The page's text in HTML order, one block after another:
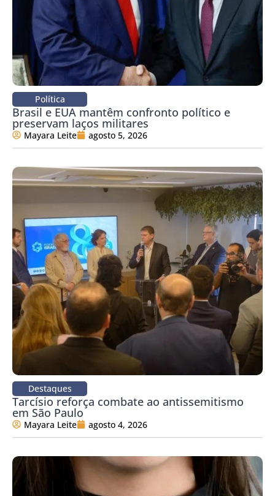
Política
Brasil e EUA mantêm confronto político e
preservam laços militares
Mayara Leite agosto 5, 2026
Destaques
Tarcísio reforça combate ao antissemitismo
em São Paulo
Mayara Leite agosto 4, 2026